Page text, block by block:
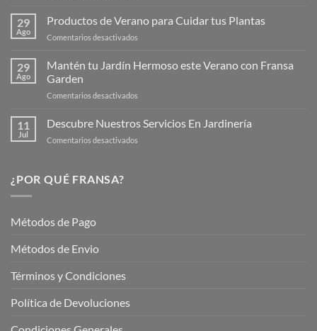
Nueva
de
29
Ago
Productos de Verano para Cuidar tus Plantas
Comentarios desactivados
de
Verano
Plantas
29
Ago
Mantén tu Jardín Hermoso este Verano con Fransa
Garden
Comentarios desactivados
tu
Jardín
11
Jul
Descubre Nuestros Servicios En Jardinería
Comentarios desactivados
¿POR QUÉ FRANSA?
Métodos de Pago
Métodos de Envio
Términos y Condiciones
Política de Devoluciones